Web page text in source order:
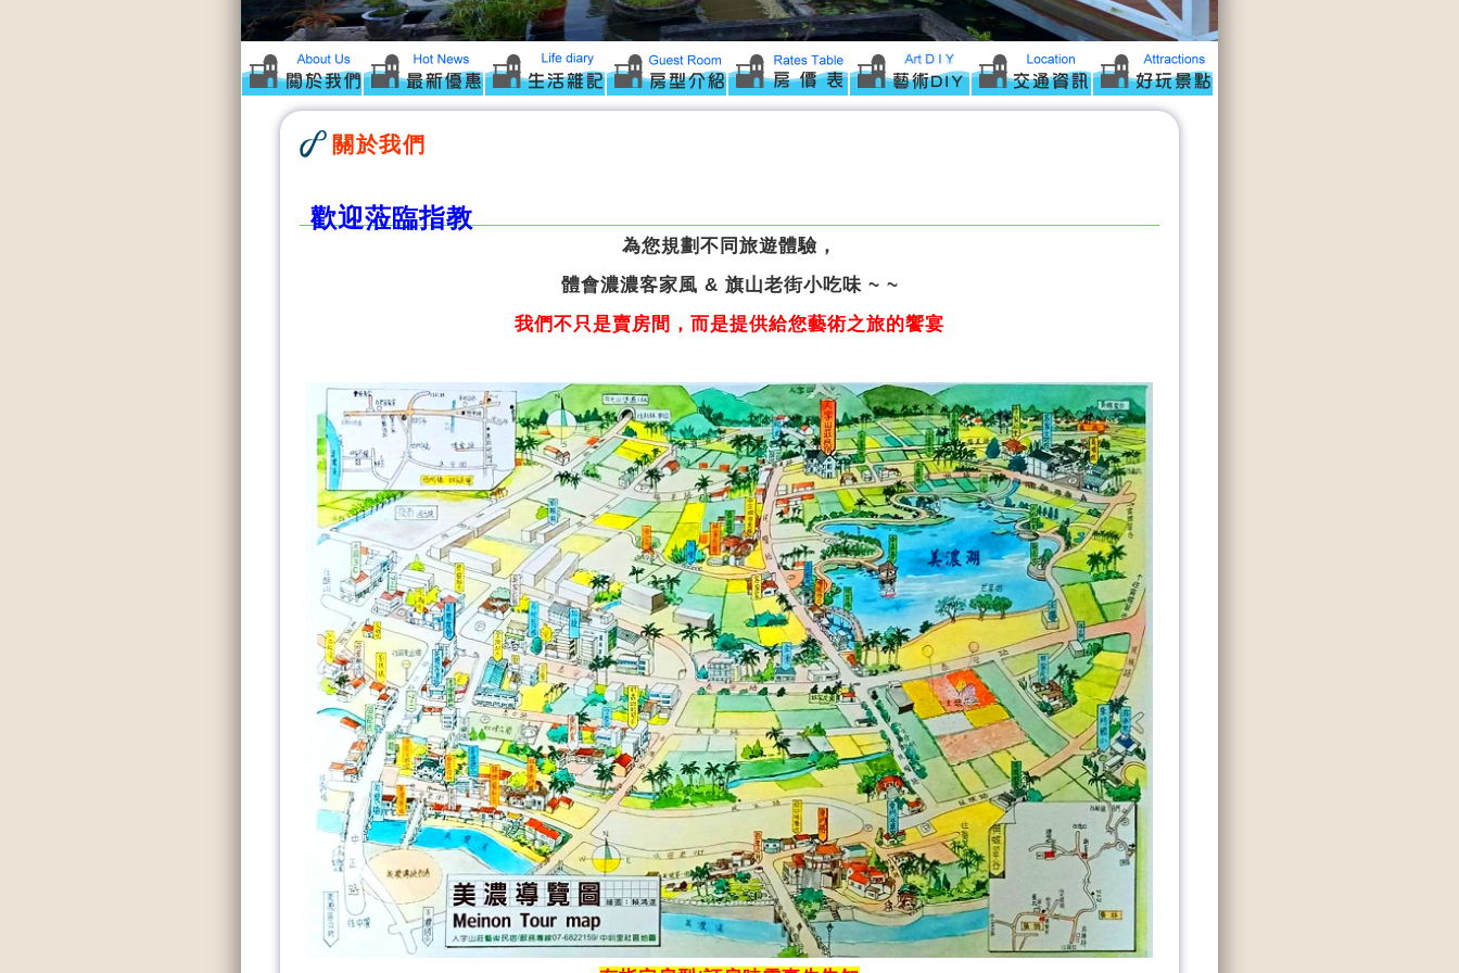
關於我們
歡迎蒞臨指教
為您規劃不同旅遊體驗，
體會濃濃客家風 & 旗山老街小吃味 ~ ~
我們不只是賣房間，而是提供給您藝術之旅的饗宴